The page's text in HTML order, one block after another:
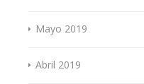
Mayo 2019
Abril 2019